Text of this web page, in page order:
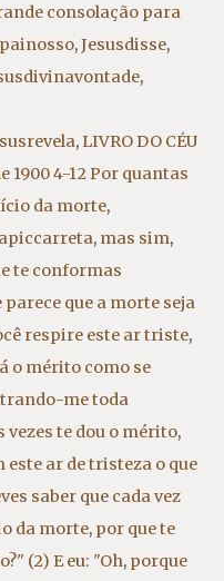
consolação para
,Jesusdisse,
,
,LIVRO DO CÉU
1900 4-12 Por quantas
da morte,
, mas sim,
te conformas
parece que a morte seja
respire este ar triste,
o mérito como se
me toda
vezes te dou o mérito,
ar de tristeza o que
saber que cada vez
da morte, por que te
(2) E eu: "Oh, porque